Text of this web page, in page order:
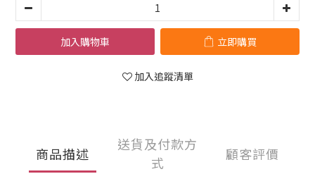
加入購物車 立即購買
加入追蹤清單
商品描述
送貨及付款方
式
顧客評價